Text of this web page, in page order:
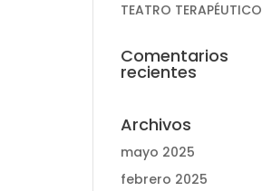
TEATRO TERAPÉUTICO
Comentarios
recientes
Archivos
mayo 2025
febrero 2025